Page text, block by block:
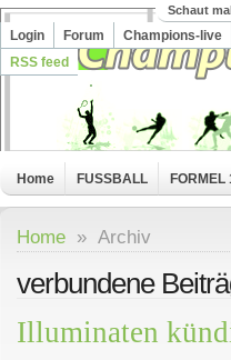
Schaut
Login Forum Champions-live
RSS feed
Home FUSSBALL FORMEL
Home » Archiv
verbundene
Illuminaten